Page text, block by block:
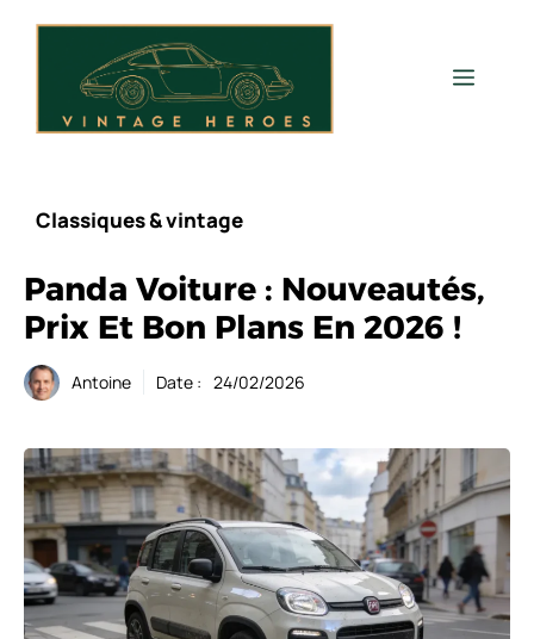
Menu
Classiques & vintage
Panda Voiture : Nouveautés,
Prix Et Bon Plans En 2026 !
Antoine Date : 24/02/2026